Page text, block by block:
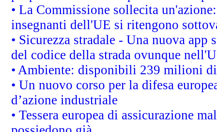
• La Commissione sollecita
insegnanti dell'UE si ritengono
• Sicurezza stradale - Una nuova
del codice della strada ovunque
• Ambiente: disponibili 239 milioni
• Un nuovo corso per la difesa
d’azione industriale
• Tessera europea di assicurazione